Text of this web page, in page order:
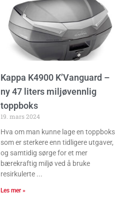
Kappa K4900 K’Vanguard –
ny 47 liters miljøvennlig
toppboks
19. mars 2024
Hva om man kunne lage en toppboks
som er sterkere enn tidligere utgaver,
og samtidig sørge for et mer
bærekraftig miljø ved å bruke
resirkulerte
Les mer »